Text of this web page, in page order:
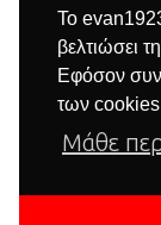
Το
βελτιώσει
Εφόσον
των
Μάθε
© 2026